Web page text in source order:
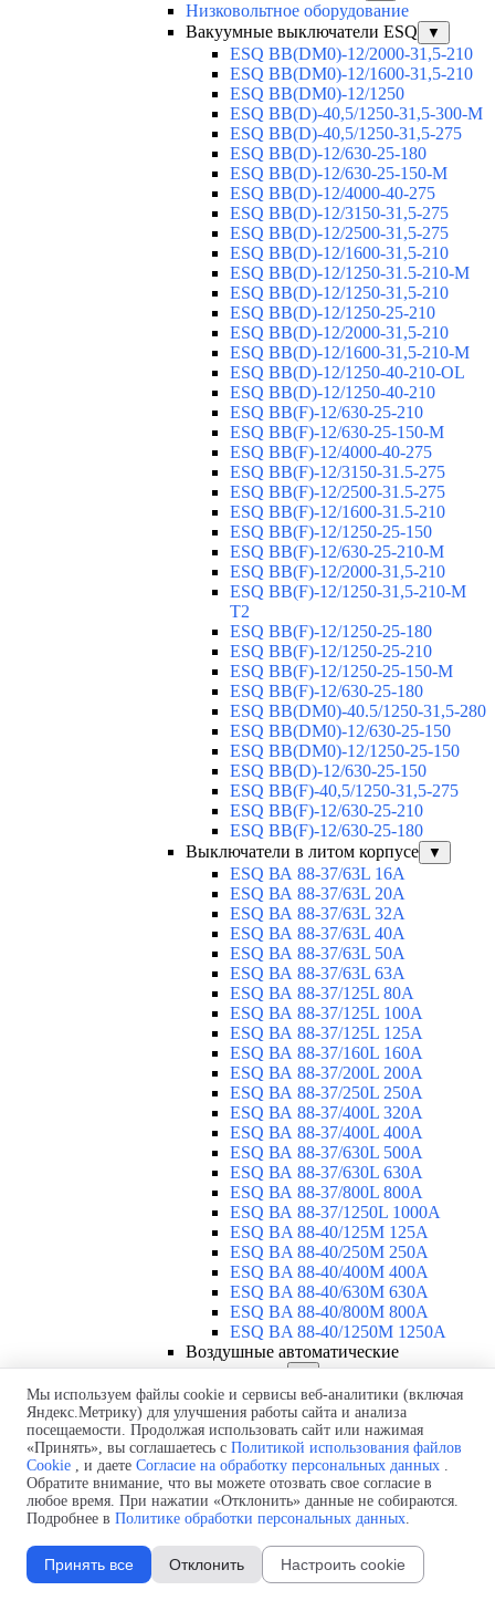
Низковольтное оборудование
Вакуумные выключатели ESQ
▼
ESQ ВВ(DM0)-12/2000-31,5-210
ESQ ВВ(DM0)-12/1600-31,5-210
ESQ ВВ(DM0)-12/1250
ESQ ВВ(D)-40,5/1250-31,5-300-М
ESQ ВВ(D)-40,5/1250-31,5-275
ESQ ВВ(D)-12/630-25-180
ESQ ВВ(D)-12/630-25-150-М
ESQ ВВ(D)-12/4000-40-275
ESQ ВВ(D)-12/3150-31,5-275
ESQ ВВ(D)-12/2500-31,5-275
ESQ ВВ(D)-12/1600-31,5-210
ESQ ВВ(D)-12/1250-31.5-210-М
ESQ ВВ(D)-12/1250-31,5-210
ESQ ВВ(D)-12/1250-25-210
ESQ BB(D)-12/2000-31,5-210
ESQ BB(D)-12/1600-31,5-210-М
ESQ BB(D)-12/1250-40-210-OL
ESQ BB(D)-12/1250-40-210
ESQ ВВ(F)-12/630-25-210
ESQ ВВ(F)-12/630-25-150-М
ESQ ВВ(F)-12/4000-40-275
ESQ ВВ(F)-12/3150-31.5-275
ESQ ВВ(F)-12/2500-31.5-275
ESQ ВВ(F)-12/1600-31.5-210
ESQ ВВ(F)-12/1250-25-150
ESQ BB(F)-12/630-25-210-М
ESQ BB(F)-12/2000-31,5-210
ESQ BB(F)-12/1250-31,5-210-М
T2
ESQ BB(F)-12/1250-25-180
ESQ ВВ(F)-12/1250-25-210
ESQ ВВ(F)-12/1250-25-150-М
ESQ BB(F)-12/630-25-180
ESQ ВВ(DM0)-40.5/1250-31,5-280
ESQ ВВ(DM0)-12/630-25-150
ESQ ВВ(DM0)-12/1250-25-150
ESQ BB(D)-12/630-25-150
ESQ ВВ(F)-40,5/1250-31,5-275
ESQ ВВ(F)-12/630-25-210
ESQ ВВ(F)-12/630-25-180
Выключатели в литом корпусе
▼
ESQ ВА 88-37/63L 16A
ESQ ВА 88-37/63L 20A
ESQ ВА 88-37/63L 32A
ESQ ВА 88-37/63L 40A
ESQ ВА 88-37/63L 50A
ESQ ВА 88-37/63L 63A
ESQ ВА 88-37/125L 80A
ESQ ВА 88-37/125L 100A
ESQ ВА 88-37/125L 125A
ESQ ВА 88-37/160L 160A
ESQ ВА 88-37/200L 200A
ESQ ВА 88-37/250L 250A
ESQ ВА 88-37/400L 320A
ESQ ВА 88-37/400L 400A
ESQ ВА 88-37/630L 500A
ESQ ВА 88-37/630L 630A
ESQ ВА 88-37/800L 800A
ESQ ВА 88-37/1250L 1000A
ESQ BA 88-40/125M 125A
ESQ BA 88-40/250M 250A
ESQ BA 88-40/400M 400A
ESQ BA 88-40/630М 630A
ESQ BA 88-40/800M 800A
ESQ BA 88-40/1250М 1250A
Воздушные автоматические
выключатели ▼
ESQ ВА99-40B 3F M2C2S2 M
2500A
ESQ ВА99-40A 3F M2C2S2 М
800A
ESQ ВА99-40A 3F M2C2S2 М
630A
ESQ ВА99-40A 3F M2C2S2 М
ESQ ВА99-40A 3F M2C2S2 М
1600A
Мы используем файлы cookie и сервисы веб-аналитики (включая
Яндекс.Метрику) для улучшения работы сайта и анализа
посещаемости. Продолжая использовать сайт или нажимая
«Принять», вы соглашаетесь с Политикой использования файлов
Cookie , и даете Согласие на обработку персональных данных .
Обратите внимание, что вы можете отозвать свое согласие в
любое время. При нажатии «Отклонить» данные не собираются.
Подробнее в Политике обработки персональных данных.
Принять все Отклонить Настроить cookie